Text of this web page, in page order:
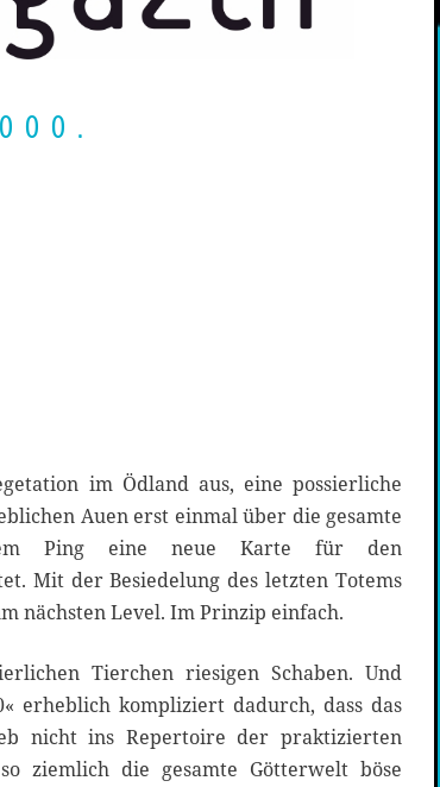
im Ödland aus, eine possierliche
Auen erst einmal über die gesamte
Ping eine neue Karte für den
Mit der Besiedelung des letzten Totems
nächsten Level. Im Prinzip einfach.
Tierchen riesigen Schaben. Und
erheblich kompliziert dadurch, dass das
nicht ins Repertoire der praktizierten
ziemlich die gesamte Götterwelt böse